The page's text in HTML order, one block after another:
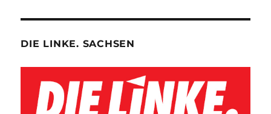
DIE LINKE. SACHSEN